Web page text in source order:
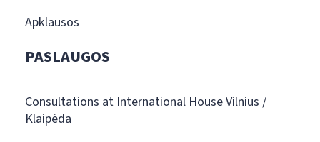
Apklausos
PASLAUGOS
Consultations at International House Vilnius /
Klaipėda